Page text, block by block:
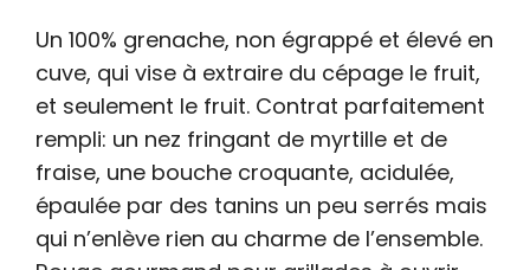
Un 100% grenache, non égrappé et élevé en
cuve, qui vise à extraire du cépage le fruit,
et seulement le fruit. Contrat parfaitement
rempli: un nez fringant de myrtille et de
fraise, une bouche croquante, acidulée,
épaulée par des tanins un peu serrés mais
qui n’enlève rien au charme de l’ensemble.